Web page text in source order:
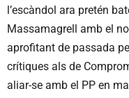
l’escàndol ara pretén
Massamagrell amb el
aprofitant de passada
crítiques als de
aliar-se amb el PP en